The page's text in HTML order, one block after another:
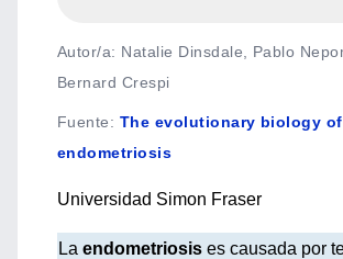
Autor/a: Natalie Dinsdale, Pablo
Bernard Crespi
Fuente: The evolutionary biology of
endometriosis
Universidad Simon Fraser
La endometriosis es causada por